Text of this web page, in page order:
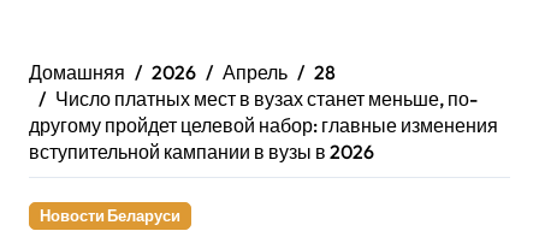
Домашняя 2026 Апрель
28
Число платных мест в вузах станет меньше, по-
другому пройдет целевой набор: главные изменения
вступительной кампании в вузы в 2026
Новости Беларуси